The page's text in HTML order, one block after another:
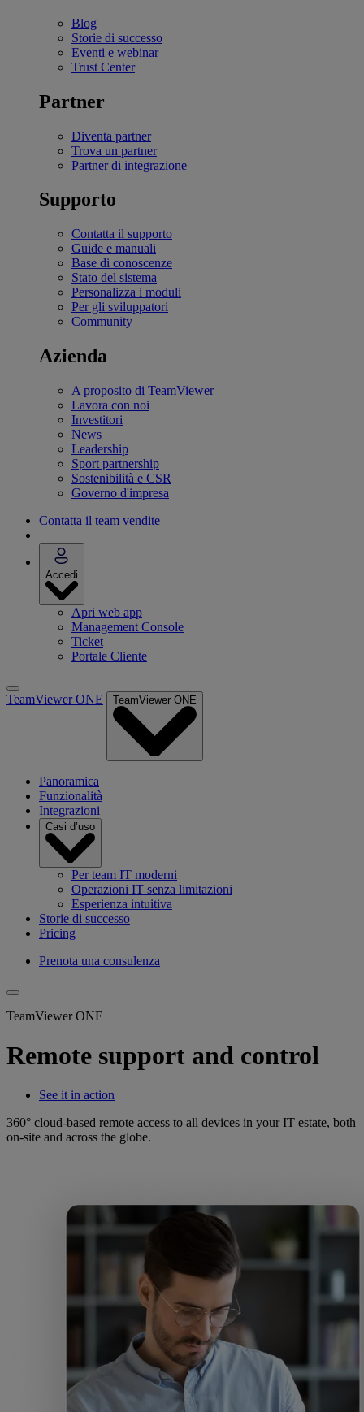
Blog
Storie di successo
Eventi e webinar
Trust Center
Partner
Diventa partner
Trova un partner
Partner di integrazione
Supporto
Contatta il supporto
Guide e manuali
Base di conoscenze
Stato del sistema
Personalizza i moduli
Per gli sviluppatori
Community
Azienda
A proposito di TeamViewer
Lavora con noi
Investitori
News
Leadership
Sport partnership
Sostenibilità e CSR
Governo d'impresa
Contatta il team vendite
Accedi
Apri web app
Management Console
Ticket
Portale Cliente
TeamViewer ONE TeamViewer ONE
Panoramica
Funzionalità
Integrazioni
Casi d’uso
Per team IT moderni
Operazioni IT senza limitazioni
Esperienza intuitiva
Storie di successo
Pricing
Prenota una consulenza
TeamViewer ONE
Remote support and control
See it in action
360° cloud-based remote access to all devices in your IT estate, both
on-site and across the globe.